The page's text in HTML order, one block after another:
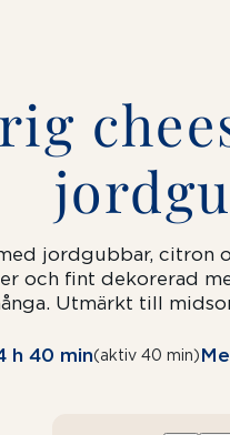
jordgubbar, citron
och fint dekorerad
Utmärkt till
h 40 min(aktiv 40 min)